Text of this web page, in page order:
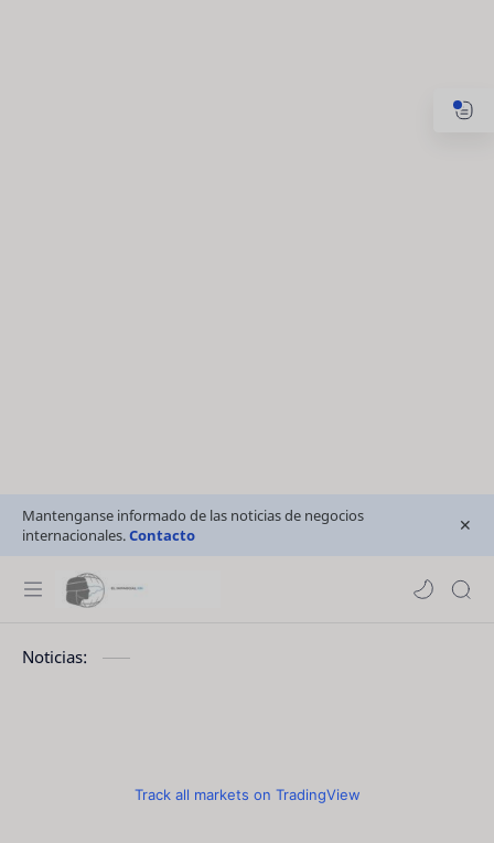
Mantenganse informado de las noticias de negocios
internacionales.Contacto
Noticias:
Track all markets on TradingView